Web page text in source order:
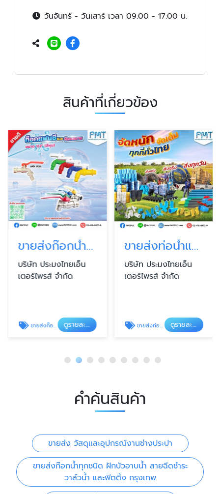
วันจันทร์ - วันเสาร์ เวลา 09:00 - 17:00 น.
สินค้าที่เกี่ยวข้อง
ขายส่งก๊อกน้ำทุกชนิด ฝักบัวอาบน้ำ สายฉีดชำระ วาล์วน้ำ และฟิตติ้ง กรุงเทพ
บริษัท ประมงไทยเอ็น
เตอร์ไพรส์ จำกัด
ขายส่งก๊อกน้ำทุกชนิด ฝักบัวอาบน้ำ สายฉีดชำระ วาล์วน้ำ และฟิตติ้ง กรุงเทพ ดูรายละเอียด
ขายส่งท่อน้ำและอุปกรณ์ (PVC, PPR, PE, HDPE)
บริษัท ประมงไทยเอ็น
เตอร์ไพรส์ จำกัด
ขายส่งท่อน้ำและอุปกรณ์ (PVC ดูรายละเอียด
คำค้นสินค้า
ขายส่ง วัสดุและอุปกรณ์งานช่างประปา
ขายส่งก๊อกน้ำทุกชนิด ฝักบัวอาบน้ำ สายฉีดชำระ
วาล์วน้ำ และฟิตติ้ง กรุงเทพ